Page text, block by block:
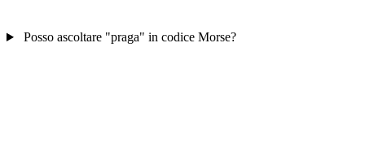
Posso ascoltare "praga" in codice Morse?